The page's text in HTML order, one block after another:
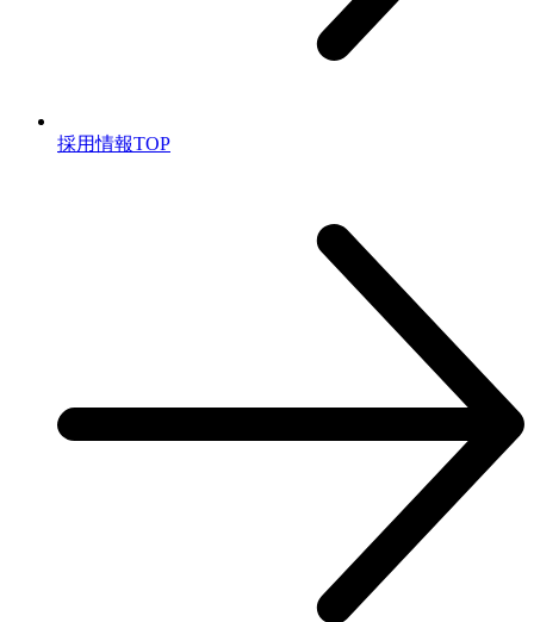
採⽤情報TOP